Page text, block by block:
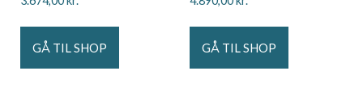
GÅ TIL SHOP GÅ TIL SHOP